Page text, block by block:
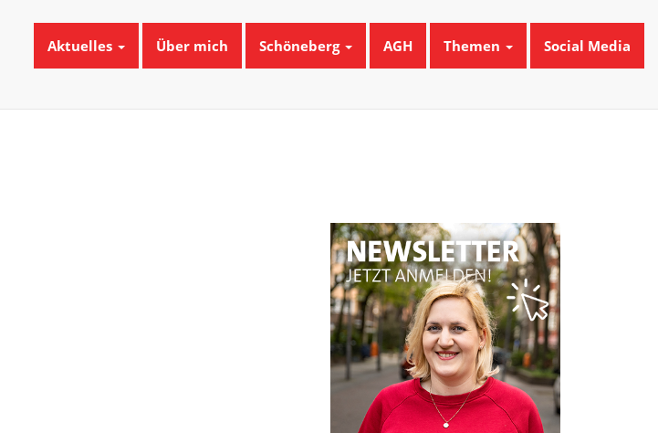
Aktuelles Über mich Schöneberg AGH Themen Social Media